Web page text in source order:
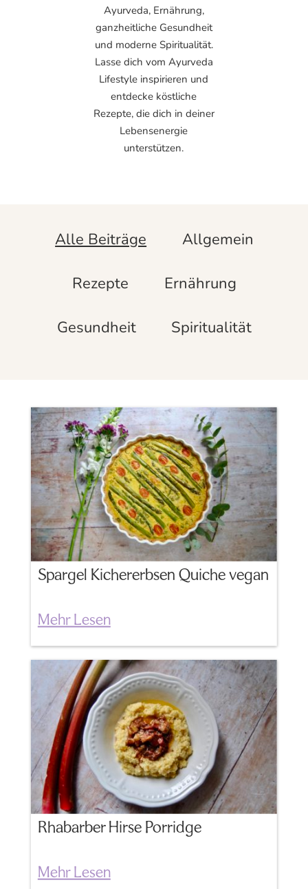
Ayurveda, Ernährung,
ganzheitliche Gesundheit
und moderne Spiritualität.
Lasse dich vom Ayurveda
Lifestyle inspirieren und
entdecke köstliche
Rezepte, die dich in deiner
Lebensenergie
unterstützen.
Alle Beiträge Allgemein
Rezepte Ernährung
Gesundheit Spiritualität
Spargel Kichererbsen Quiche vegan
Mehr Lesen
Rhabarber Hirse Porridge
Mehr Lesen